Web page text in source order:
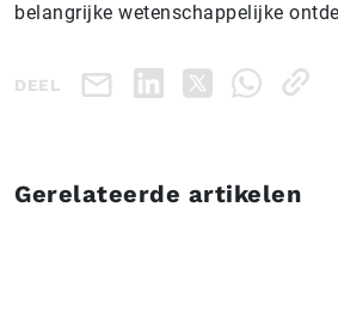
belangrijke wetenschappelijke
DEEL
Gerelateerde artikelen